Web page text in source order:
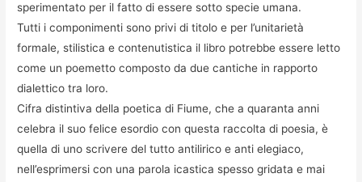
sperimentato per il fatto di essere sotto specie umana.
Tutti i componimenti sono privi di titolo e per l’unitarietà
formale, stilistica e contenutistica il libro potrebbe essere letto
come un poemetto composto da due cantiche in rapporto
dialettico tra loro.
Cifra distintiva della poetica di Fiume, che a quaranta anni
celebra il suo felice esordio con questa raccolta di poesia, è
quella di uno scrivere del tutto antilirico e anti elegiaco,
nell’esprimersi con una parola icastica spesso gridata e mai